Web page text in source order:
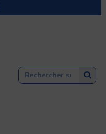
Search